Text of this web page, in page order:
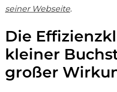
seiner Webseite.
Die
kleiner
großer